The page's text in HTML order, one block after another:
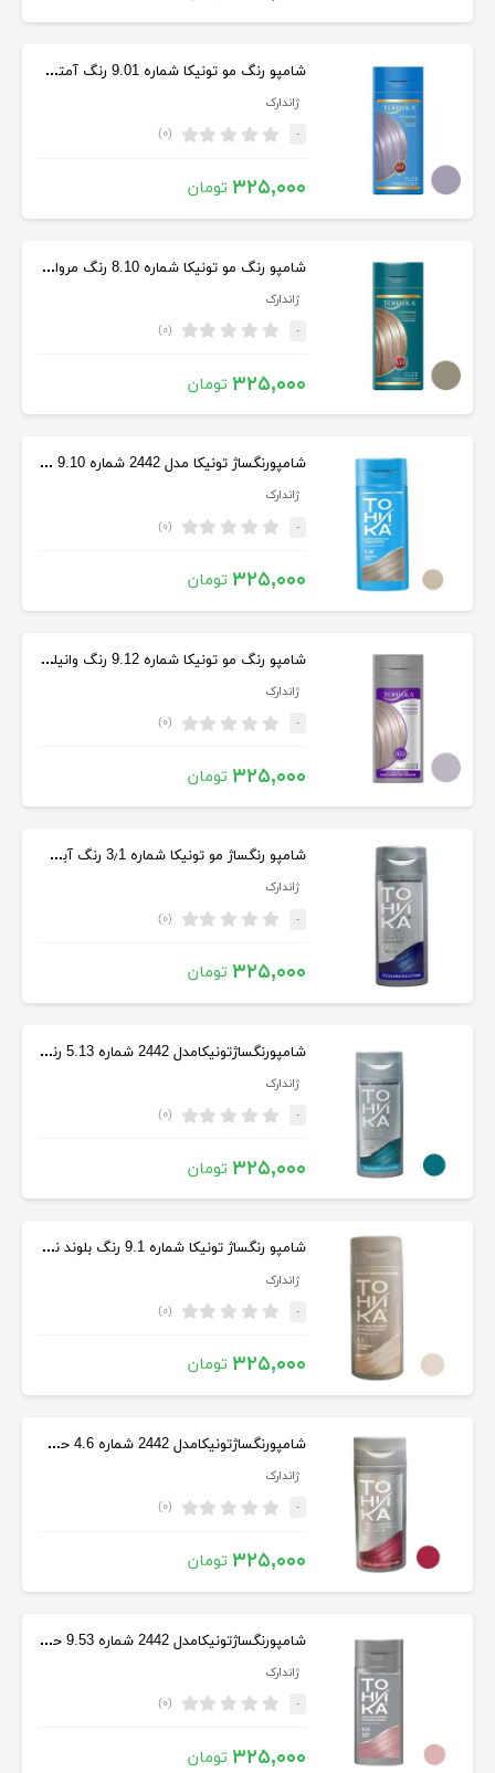
شامپو رنگ مو تونیکا شماره 9.01 رنگ آمتیست حجم 150 میلی لیتر
ژاندارک
- (۰)
۳۲۵,۰۰۰ تومان
شامپو رنگ مو تونیکا شماره 8.10 رنگ مرواریدی خاکستری حجم 150 میل
ژاندارک
- (۰)
۳۲۵,۰۰۰ تومان
شامپورنگساژ تونیکا مدل 2442 شماره 9.10 حجم 150 میل رنگ بلوند دودی
ژاندارک
- (۰)
۳۲۵,۰۰۰ تومان
شامپو رنگ مو تونیکا شماره 9.12 رنگ وانیلی سرد حجم 150 میلی‌لیتر
ژاندارک
- (۰)
۳۲۵,۰۰۰ تومان
شامپو رنگساژ مو تونیکا شماره 3٫1 رنگ آبی حجم 150 میلی لیتر
ژاندارک
- (۰)
۳۲۵,۰۰۰ تومان
شامپورنگساژتونیکامدل 2442 شماره 5.13 رنگ آبی اقیانوسی حجم 150 میل
ژاندارک
- (۰)
۳۲۵,۰۰۰ تومان
شامپو رنگساژ تونیکا شماره 9.1 رنگ بلوند نقره ای حجم 150 میل
ژاندارک
- (۰)
۳۲۵,۰۰۰ تومان
شامپورنگساژتونیکامدل 2442 شماره 4.6 حجم 150 میلی‌ لیتر رنگ سرخابی
ژاندارک
- (۰)
۳۲۵,۰۰۰ تومان
شامپورنگساژتونیکامدل 2442 شماره 9.53 حجم 150 میل رنگ بلوند صورتی
ژاندارک
- (۰)
۳۲۵,۰۰۰ تومان